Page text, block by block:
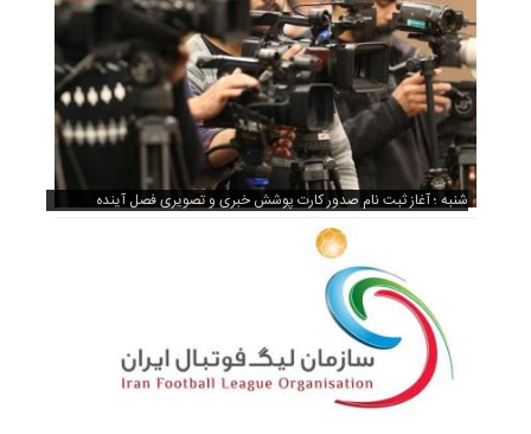
شنبه ؛ آغاز ثبت نام صدور کارت پوشش خبری و تصویری فصل آینده